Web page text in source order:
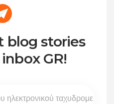
blog stories
GR!